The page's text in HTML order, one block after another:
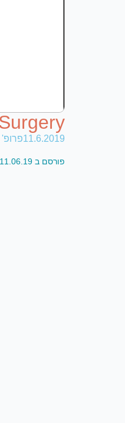
11.6.2019
פורסם ב 11.06.19 באתר TIME